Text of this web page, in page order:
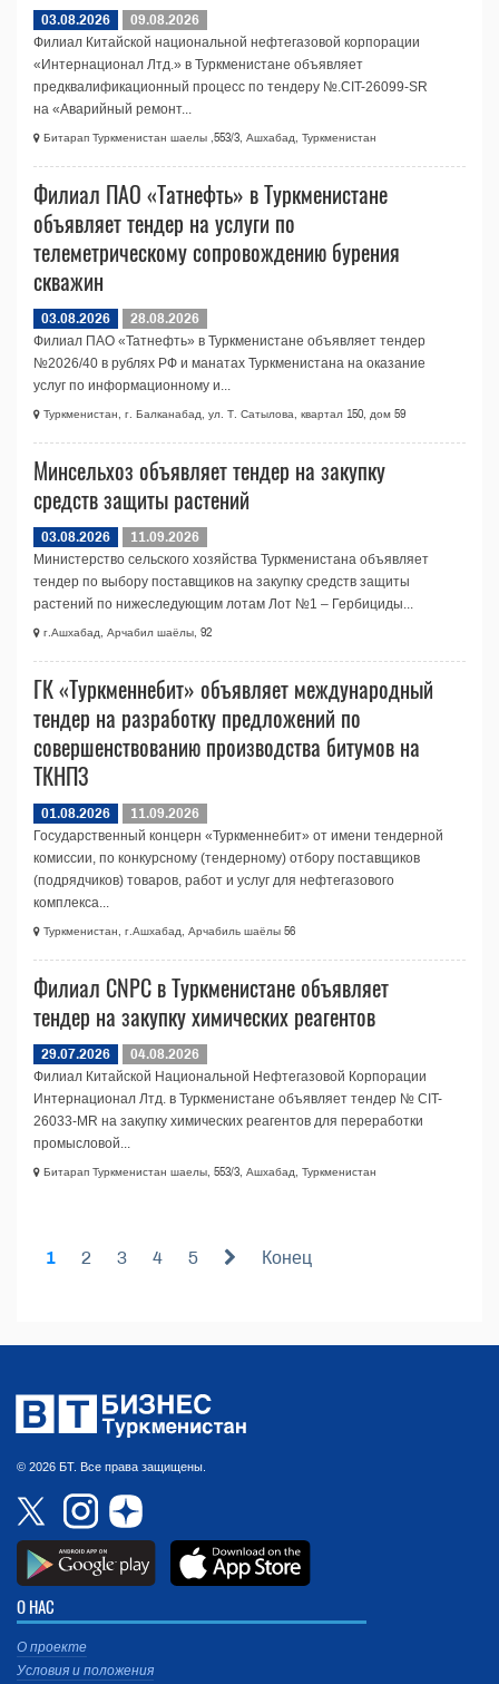
03.08.2026
09.08.2026
Филиал Китайской национальной нефтегазовой корпорации
«Интернационал Лтд.» в Туркменистане объявляет
предквалификационный процесс по тендеру №.CIT-26099-SR
на «Аварийный ремонт...
Битарап Туркменистан шаелы ,553/3, Ашхабад, Туркменистан
Филиал ПАО «Татнефть» в Туркменистане
объявляет тендер на услуги по
телеметрическому сопровождению бурения
скважин
03.08.2026
28.08.2026
Филиал ПАО «Татнефть» в Туркменистане объявляет тендер
№2026/40 в рублях РФ и манатах Туркменистана на оказание
услуг по информационному и...
Туркменистан, г. Балканабад, ул. Т. Сатылова, квартал 150, дом 59
Минсельхоз объявляет тендер на закупку
средств защиты растений
03.08.2026
11.09.2026
Министерство сельского хозяйства Туркменистана объявляет
тендер по выбору поставщиков на закупку средств защиты
растений по нижеследующим лотам Лот №1 – Гербициды...
г.Ашхабад, Арчабил шаёлы, 92
ГК «Туркменнебит» объявляет международный
тендер на разработку предложений по
совершенствованию производства битумов на
ТКНПЗ
01.08.2026
11.09.2026
Государственный концерн «Туркменнебит» от имени тендерной
комиссии, по конкурсному (тендерному) отбору поставщиков
(подрядчиков) товаров, работ и услуг для нефтегазового
комплекса...
Туркменистан, г.Ашхабад, Арчабиль шаёлы 56
Филиал CNPC в Туркменистане объявляет
тендер на закупку химических реагентов
29.07.2026
04.08.2026
Филиал Китайской Национальной Нефтегазовой Корпорации
Интернационал Лтд. в Туркменистане объявляет тендер № CIT-
26033-МR на закупку химических реагентов для переработки
промысловой...
Битарап Туркменистан шаелы, 553/3, Ашхабад, Туркменистан
1 2 3 4 5 Конец
© 2026 БТ. Все права защищены.
О НАС
О проекте
Условия и положения